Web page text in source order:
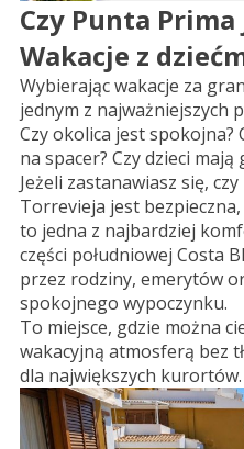
Czy Punta
Wakacje z
Wybierając wakacje za
jednym z najważniejszych
Czy okolica jest spokojna?
na spacer? Czy dzieci mają
Jeżeli zastanawiasz się,
Torrevieja jest
to jedna z najbardziej
części południowej Costa
przez rodziny, emerytów
spokojnego wypoczynku.
To miejsce, gdzie można
wakacyjną atmosferą bez
dla największych kurortów.